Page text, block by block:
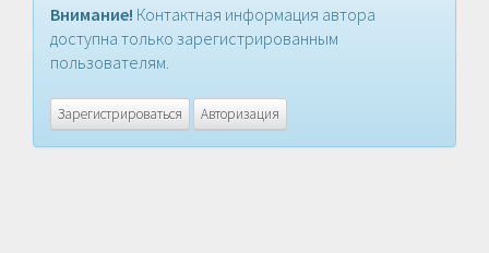
Внимание! Контактная информация автора
доступна только зарегистрированным
пользователям.
Зарегистрироваться Авторизация